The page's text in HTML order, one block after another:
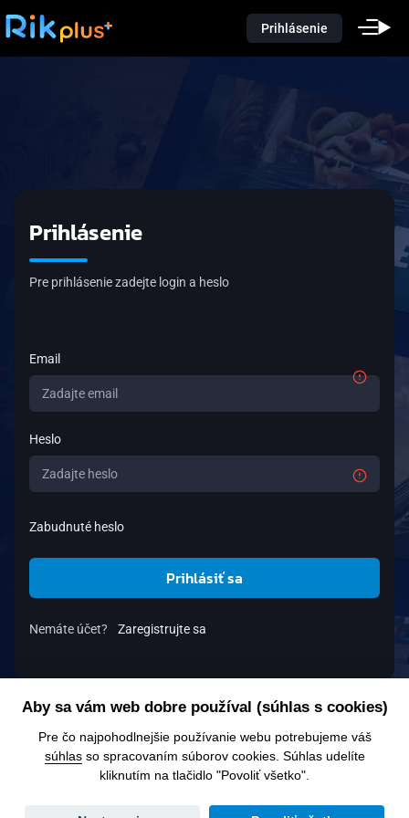
Prihlásenie
Prihlásenie
Pre prihlásenie zadejte login a heslo
Email
Heslo
Zabudnuté heslo
Prihlásiť sa
Nemáte účet? Zaregistrujte sa
Aby sa vám web dobre používal (súhlas s cookies)
Pre čo najpohodlnejšie používanie webu potrebujeme váš
súhlasso spracovaním súborov cookies. Súhlas udelíte
kliknutím na tlačidlo "Povoliť všetko".